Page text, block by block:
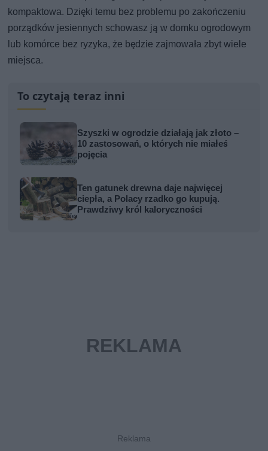
kompaktowa. Dzięki temu bez problemu po zakończeniu
porządków jesiennych schowasz ją w domku ogrodowym
lub komórce bez ryzyka, że będzie zajmowała zbyt wiele
miejsca.
To czytają teraz inni
Szyszki w ogrodzie działają jak złoto –
10 zastosowań, o których nie miałeś
pojęcia
Ten gatunek drewna daje najwięcej
ciepła, a Polacy rzadko go kupują.
Prawdziwy król kaloryczności